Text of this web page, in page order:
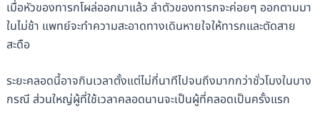
เมื่อหัวของทารกโผล่ออกมาแล้ว ลำตัวของทารกจะค่อยๆ ออกตามมา
ในไม่ช้า แพทย์จะทำความสะอาดทางเดินหายใจให้ทารกและตัดสาย
สะดือ
ระยะคลอดนี้อาจกินเวลาตั้งแต่ไม่กี่นาทีไปจนถึงมากกว่าชั่วโมงในบาง
กรณี ส่วนใหญ่ผู้ที่ใช้เวลาคลอดนานจะเป็นผู้ที่คลอดเป็นครั้งแรก